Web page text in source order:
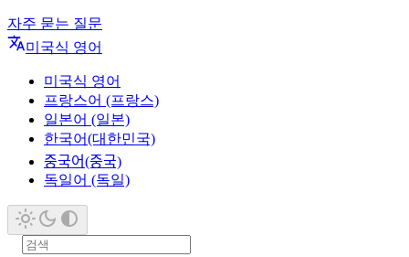
자주 묻는 질문
미국식 영어
미국식 영어
프랑스어 (프랑스)
일본어 (일본)
한국어(대한민국)
중국어(중국)
독일어 (독일)